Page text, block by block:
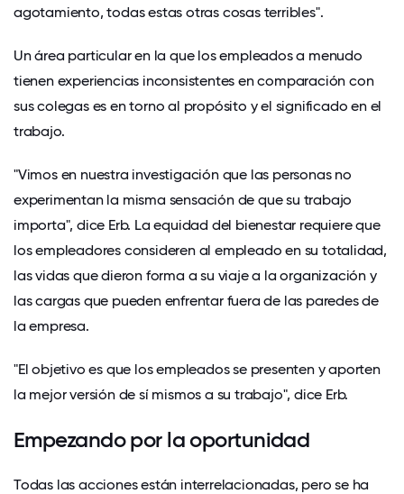
agotamiento, todas estas otras cosas terribles".
Un área particular en la que los empleados a menudo
tienen experiencias inconsistentes en comparación con
sus colegas es en torno al propósito y el significado en el
trabajo.
"Vimos en nuestra investigación que las personas no
experimentan la misma sensación de que su trabajo
importa", dice Erb. La equidad del bienestar requiere que
los empleadores consideren al empleado en su totalidad,
las vidas que dieron forma a su viaje a la organización y
las cargas que pueden enfrentar fuera de las paredes de
la empresa.
"El objetivo es que los empleados se presenten y aporten
la mejor versión de sí mismos a su trabajo", dice Erb.
Empezando por la oportunidad
Todas las acciones están interrelacionadas, pero se ha